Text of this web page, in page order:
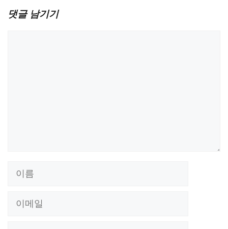
댓글 남기기